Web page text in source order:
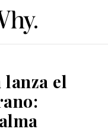
el